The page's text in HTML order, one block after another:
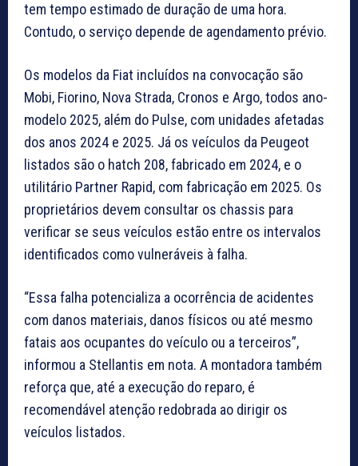
tem tempo estimado de duração de uma hora.
Contudo, o serviço depende de agendamento prévio.
Os modelos da Fiat incluídos na convocação são
Mobi, Fiorino, Nova Strada, Cronos e Argo, todos ano-
modelo 2025, além do Pulse, com unidades afetadas
dos anos 2024 e 2025. Já os veículos da Peugeot
listados são o hatch 208, fabricado em 2024, e o
utilitário Partner Rapid, com fabricação em 2025. Os
proprietários devem consultar os chassis para
verificar se seus veículos estão entre os intervalos
identificados como vulneráveis à falha.
“Essa falha potencializa a ocorrência de acidentes
com danos materiais, danos físicos ou até mesmo
fatais aos ocupantes do veículo ou a terceiros”,
informou a Stellantis em nota. A montadora também
reforça que, até a execução do reparo, é
recomendável atenção redobrada ao dirigir os
veículos listados.